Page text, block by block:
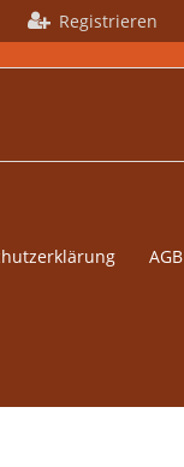
Registrieren
AGB